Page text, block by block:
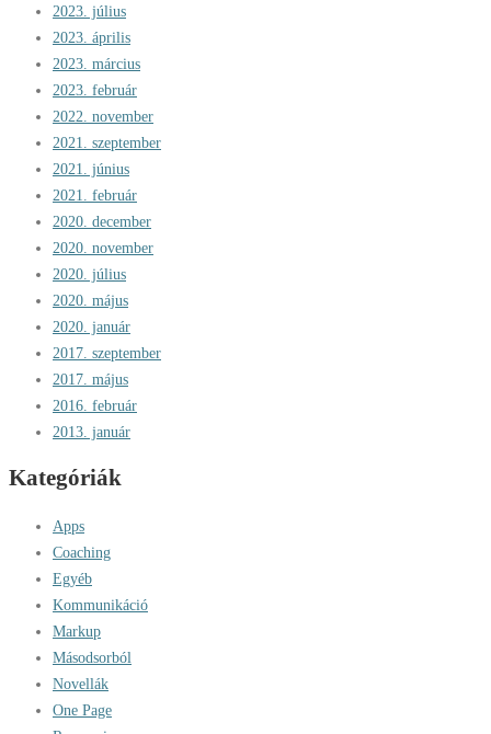
2023. július
2023. április
2023. március
2023. február
2022. november
2021. szeptember
2021. június
2021. február
2020. december
2020. november
2020. július
2020. május
2020. január
2017. szeptember
2017. május
2016. február
2013. január
Kategóriák
Apps
Coaching
Egyéb
Kommunikáció
Markup
Másodsorból
Novellák
One Page